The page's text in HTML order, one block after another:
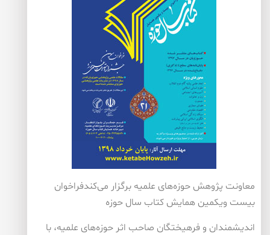
معاونت پژوهش حوزه‌های علمیه برگزار می‌كندفراخوان
بیست ویكمین همایش كتاب سال حوزه
اندیشمندان و فرهیختگان صاحب اثر حوزه‌های علمیه، با